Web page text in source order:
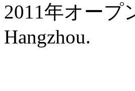
2011年オープ
Hangzhou.